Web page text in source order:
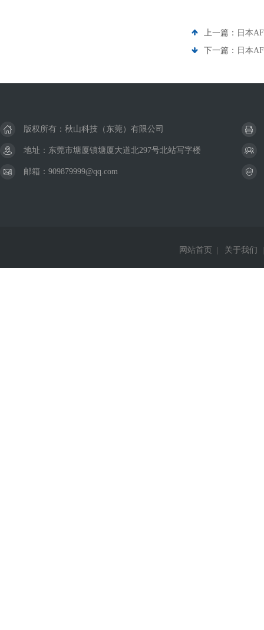
上一篇： 日本
下一篇： 日本
版权所有：秋山科技（东莞）有限公司
地址：东莞市塘厦镇塘厦大道北297号北站写字楼
邮箱：909879999@qq.com
网站首页 关于我们